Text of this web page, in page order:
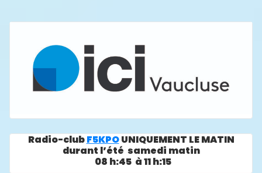
Radio-clubF5KPOUNIQUEMENT LE MATIN
durant l’été samedi matin
08 h:45 à 11 h:15